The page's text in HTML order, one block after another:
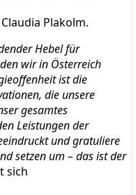
Plakolm.
Hebel für
wir in Österreich
ist die
die unsere
gesamtes
Leistungen der
und gratuliere
setzen um – das ist der
sich